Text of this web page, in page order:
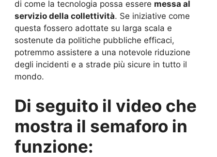
di come la tecnologia possa essere messa al
servizio della collettività. Se iniziative come
questa fossero adottate su larga scala e
sostenute da politiche pubbliche efficaci,
potremmo assistere a una notevole riduzione
degli incidenti e a strade più sicure in tutto il
mondo.
Di seguito il video che
mostra il semaforo in
funzione: